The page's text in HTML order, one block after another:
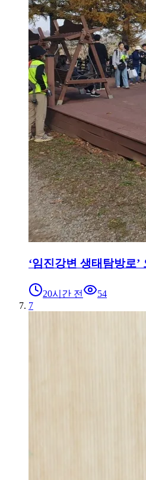
‘임진강변 생태탐방로’
20시간 전
54
7